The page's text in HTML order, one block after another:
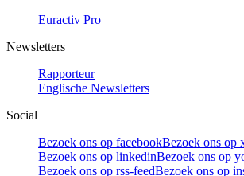
Euractiv Pro
Newsletters
Rapporteur
Englische Newsletters
Social
Bezoek ons op facebookBezoek ons op
Bezoek ons op linkedinBezoek ons op
Bezoek ons op rss-feedBezoek ons op